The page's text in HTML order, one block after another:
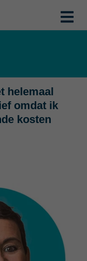
helemaal
omdat ik
kosten